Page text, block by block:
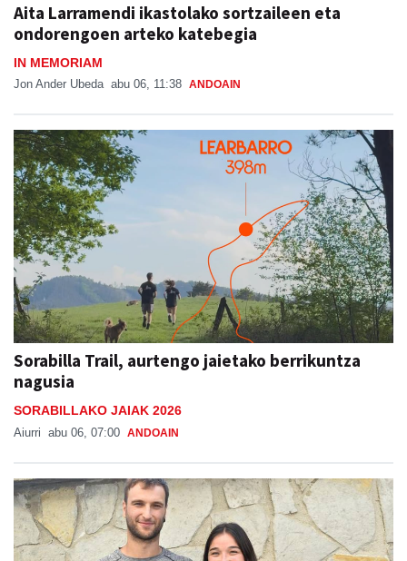
Aita Larramendi ikastolako sortzaileen eta
ondorengoen arteko katebegia
IN MEMORIAM
Jon Ander Ubeda abu 06, 11:38 ANDOAIN
Sorabilla Trail, aurtengo jaietako berrikuntza
nagusia
SORABILLAKO JAIAK 2026
Aiurri abu 06, 07:00 ANDOAIN